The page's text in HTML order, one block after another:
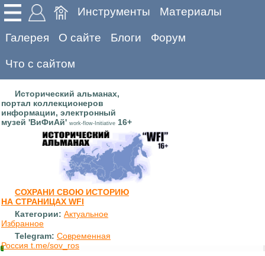
Инструменты Материалы
Галерея О сайте Блоги Форум
Что с сайтом
Исторический альманах,
портал коллекционеров
информации, электронный
музей 'ВиФиАй' work-flow-Initiative 16+
СОХРАНИ СВОЮ ИСТОРИЮ
НА СТРАНИЦАХ WFI
Категории: Актуальное
Избранное
Telegram: Современная
Россия t.me/sov_ros